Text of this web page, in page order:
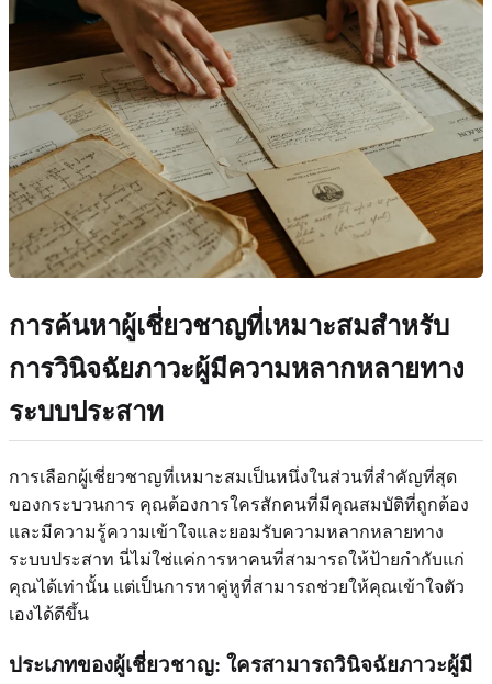
การค้นหาผู้เชี่ยวชาญที่เหมาะสมสำหรับ
การวินิจฉัยภาวะผู้มีความหลากหลายทาง
ระบบประสาท
การเลือกผู้เชี่ยวชาญที่เหมาะสมเป็นหนึ่งในส่วนที่สำคัญที่สุด
ของกระบวนการ คุณต้องการใครสักคนที่มีคุณสมบัติที่ถูกต้อง
และมีความรู้ความเข้าใจและยอมรับความหลากหลายทาง
ระบบประสาท นี่ไม่ใช่แค่การหาคนที่สามารถให้ป้ายกำกับแก่
คุณได้เท่านั้น แต่เป็นการหาคู่หูที่สามารถช่วยให้คุณเข้าใจตัว
เองได้ดีขึ้น
ประเภทของผู้เชี่ยวชาญ: ใครสามารถวินิจฉัยภาวะผู้มี